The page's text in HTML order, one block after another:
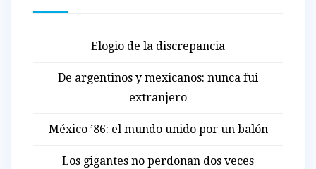
Elogio de la discrepancia
De argentinos y mexicanos: nunca fui
extranjero
México ’86: el mundo unido por un balón
Los gigantes no perdonan dos veces